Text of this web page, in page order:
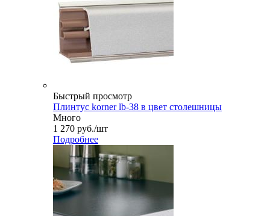
Быстрый просмотр
Плинтус korner lb-38 в цвет столешницы
Много
1 270 руб./шт
Подробнее